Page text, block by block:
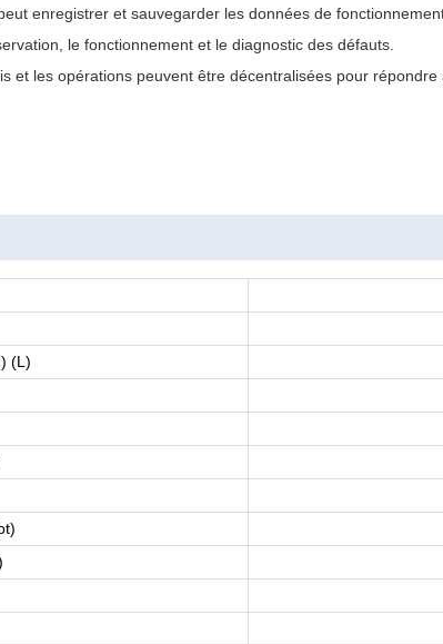
enregistrer et sauvegarder les données de
le fonctionnement et le diagnostic des défauts.
les opérations peuvent être décentralisées pour répondre
(L)